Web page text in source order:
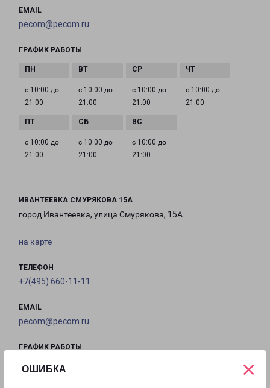
ОШИБКА ×
EMAIL
pecom@pecom.ru
ГРАФИК РАБОТЫ
с 10:00 до
21:00
с 10:00 до
21:00
с 10:00 до
21:00
с 10:00 до
21:00
с 10:00 до
21:00
с 10:00 до
21:00
с 10:00 до
21:00
ИВАНТЕЕВКА СМУРЯКОВА 15А
город Ивантеевка, улица Смурякова, 15А
на карте
ТЕЛЕФОН
+7(495) 660-11-11
EMAIL
pecom@pecom.ru
ГРАФИК РАБОТЫ